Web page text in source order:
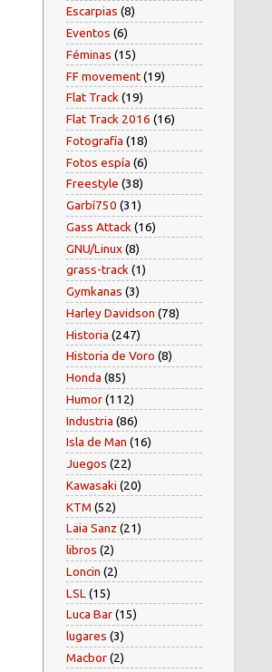
Escarpias (8)
Eventos (6)
Féminas (15)
FF movement(19)
Flat Track(19)
Flat Track 2016 (16)
Fotografía (18)
Fotos espía (6)
Freestyle (38)
Garbí750 (31)
Gass Attack (16)
GNU/Linux(8)
grass-track(1)
Gymkanas (3)
Harley Davidson (78)
Historia (247)
Historia de Voro (8)
Honda (85)
Humor(112)
Industria (86)
Isla de Man (16)
Juegos (22)
Kawasaki (20)
KTM (52)
Laia Sanz (21)
libros (2)
Loncin (2)
LSL (15)
Luca Bar(15)
lugares (3)
Macbor(2)